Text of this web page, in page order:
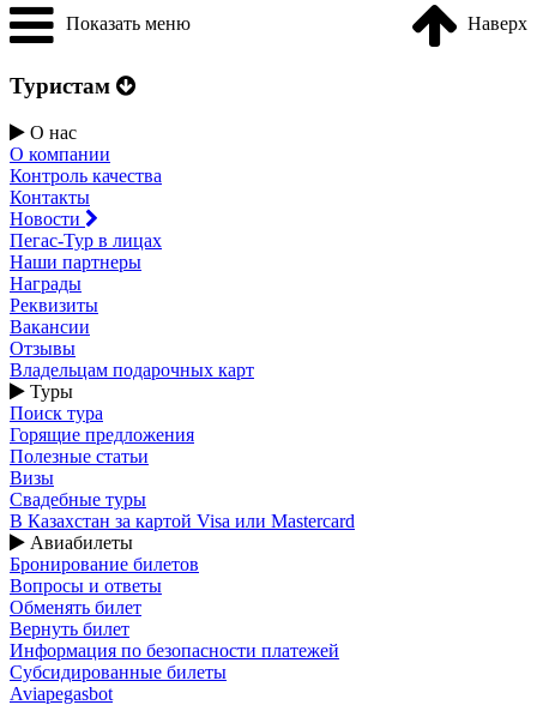
Показать меню
Наверх
Туристам
О нас
О компании
Контроль качества
Контакты
Новости
Пегас-Тур в лицах
Наши партнеры
Награды
Реквизиты
Вакансии
Отзывы
Владельцам подарочных карт
Туры
Поиск тура
Горящие предложения
Полезные статьи
Визы
Свадебные туры
В Казахстан за картой Visa или Masterсard
Авиабилеты
Бронирование билетов
Вопросы и ответы
Обменять билет
Вернуть билет
Информация по безопасности платежей
Субсидированные билеты
Aviapegasbot